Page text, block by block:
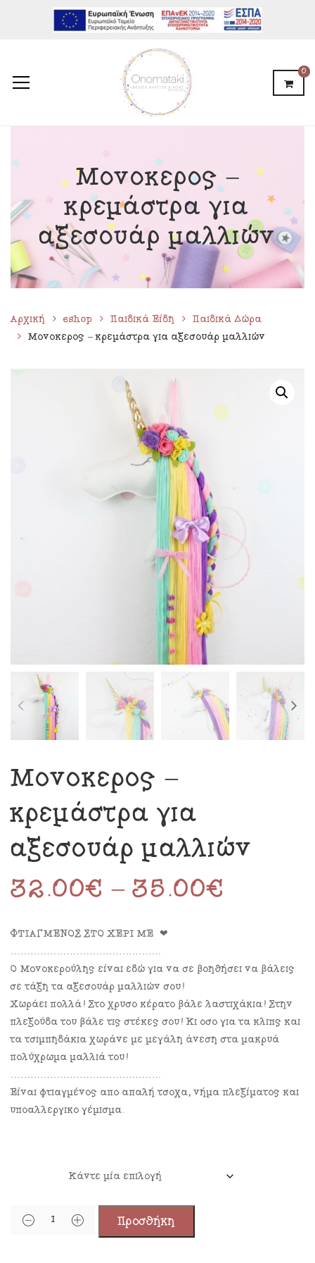
0
Μονόκερος –
κρεμάστρα για
αξεσουάρ μαλλιών
Αρχική eshop Παιδικά Είδη
Παιδικά Δώρα
Μονόκερος – κρεμάστρα για αξεσουάρ μαλλιών
Μονόκερος –
κρεμάστρα για
αξεσουάρ μαλλιών
32.00€ – 35.00€
ΦΤΙΑΓΜΕΝΟΣ ΣΤΟ ΧΕΡΙ ΜΕ ❤
……………………………………….
Ο Μονοκερούλης είναι εδώ για να σε βοηθήσει να βάλεις
σε τάξη τα αξεσουάρ μαλλιών σου!
Χωράει πολλά! Στο χρυσό κέρατο βάλε λαστιχάκια! Στην
πλεξούδα του βάλε τις στέκες σου! Κι όσο για τα κλιπς και
τα τσιμπηδάκια χωράνε με μεγάλη άνεση στα μακρυά
πολύχρωμα μαλλιά του!
……………………………………….
Είναι φτιαγμένος από απαλή τσόχα, νήμα πλεξίματος και
υποαλλεργικό γέμισμα.
Προσθήκη